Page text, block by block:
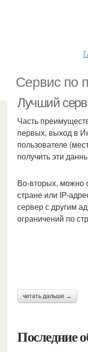
Сервис по
Лучший
Часть
первых, выход в
пользователе
получить эти
Во-вторых, можно
стране или IP-
сервер с другим
ограничений по
читать дальше →
Последние